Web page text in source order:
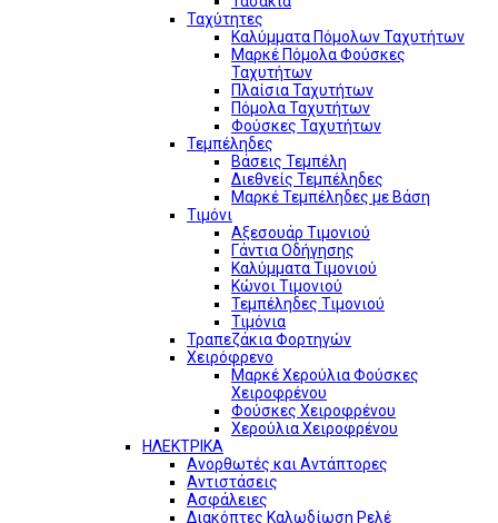
Ταχύτητες
Καλύμματα Πόμολων Ταχυτήτων
Μαρκέ Πόμολα Φούσκες
Ταχυτήτων
Πλαίσια Ταχυτήτων
Πόμολα Ταχυτήτων
Φούσκες Ταχυτήτων
Τεμπέληδες
Βάσεις Τεμπέλη
Διεθνείς Τεμπέληδες
Μαρκέ Τεμπέληδες με Βάση
Τιμόνι
Αξεσουάρ Τιμονιού
Γάντια Οδήγησης
Καλύμματα Τιμονιού
Κώνοι Τιμονιού
Τεμπέληδες Τιμονιού
Τιμόνια
Τραπεζάκια Φορτηγών
Χειρόφρενο
Μαρκέ Χερούλια Φούσκες
Χειροφρένου
Φούσκες Χειροφρένου
Χερούλια Χειροφρένου
ΗΛΕΚΤΡΙΚΑ
Ανορθωτές και Αντάπτορες
Αντιστάσεις
Ασφάλειες
Διακόπτες Καλωδίωση Ρελέ